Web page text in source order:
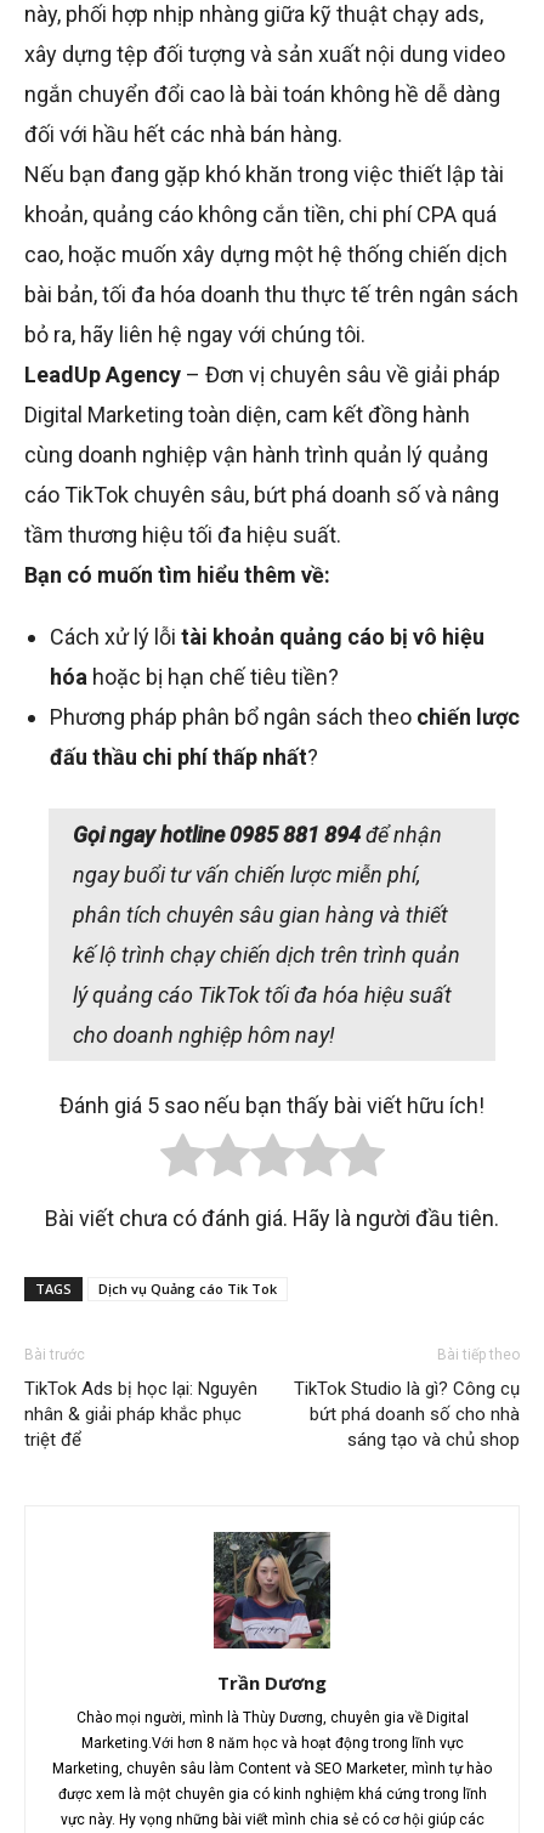
này, phối hợp nhịp nhàng giữa kỹ thuật chạy ads,
xây dựng tệp đối tượng và sản xuất nội dung video
ngắn chuyển đổi cao là bài toán không hề dễ dàng
đối với hầu hết các nhà bán hàng.
Nếu bạn đang gặp khó khăn trong việc thiết lập tài
khoản, quảng cáo không cắn tiền, chi phí CPA quá
cao, hoặc muốn xây dựng một hệ thống chiến dịch
bài bản, tối đa hóa doanh thu thực tế trên ngân sách
bỏ ra, hãy liên hệ ngay với chúng tôi.
LeadUp Agency – Đơn vị chuyên sâu về giải pháp
Digital Marketing toàn diện, cam kết đồng hành
cùng doanh nghiệp vận hành trình quản lý quảng
cáo TikTok chuyên sâu, bứt phá doanh số và nâng
tầm thương hiệu tối đa hiệu suất.
Bạn có muốn tìm hiểu thêm về:
Cách xử lý lỗi tài khoản quảng cáo bị vô hiệu
hóa hoặc bị hạn chế tiêu tiền?
Phương pháp phân bổ ngân sách theo chiến lược
đấu thầu chi phí thấp nhất?
Gọi ngay hotline 0985 881 894để nhận
ngay buổi tư vấn chiến lược miễn phí,
phân tích chuyên sâu gian hàng và thiết
kế lộ trình chạy chiến dịch trên trình quản
lý quảng cáo TikTok tối đa hóa hiệu suất
cho doanh nghiệp hôm nay!
Đánh giá 5 sao nếu bạn thấy bài viết hữu ích!
Bài viết chưa có đánh giá. Hãy là người đầu tiên.
TAGS Dịch vụ Quảng cáo Tik Tok
Bài trước
TikTok Ads bị học lại: Nguyên
nhân & giải pháp khắc phục
triệt để
Bài tiếp theo
TikTok Studio là gì? Công cụ
bứt phá doanh số cho nhà
sáng tạo và chủ shop
Trần Dương
Chào mọi người, mình là Thùy Dương, chuyên gia về Digital
Marketing.Với hơn 8 năm học và hoạt động trong lĩnh vực
Marketing, chuyên sâu làm Content và SEO Marketer, mình tự hào
được xem là một chuyên gia có kinh nghiệm khá cứng trong lĩnh
vực này. Hy vọng những bài viết mình chia sẻ có cơ hội giúp các